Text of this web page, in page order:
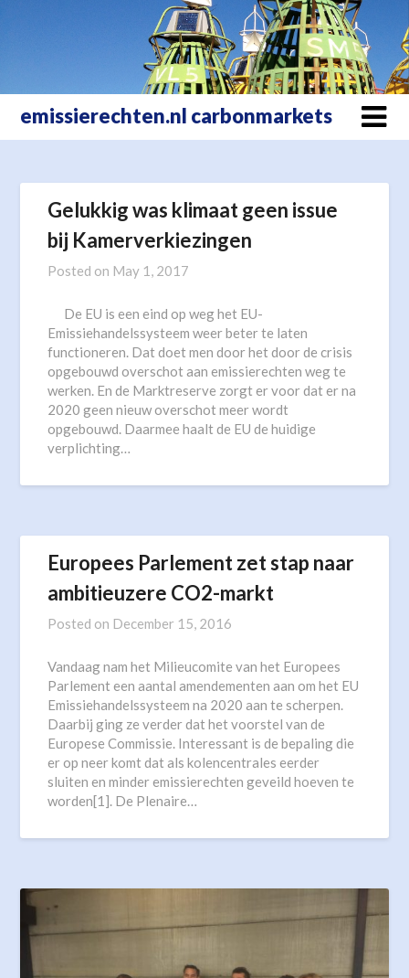
emissierechten.nl carbonmarkets
Gelukkig was klimaat geen issue
bij Kamerverkiezingen
Posted on May 1, 2017
De EU is een eind op weg het EU-
Emissiehandelssysteem weer beter te laten
functioneren. Dat doet men door het door de crisis
opgebouwd overschot aan emissierechten weg te
werken. En de Marktreserve zorgt er voor dat er na
2020 geen nieuw overschot meer wordt
opgebouwd. Daarmee haalt de EU de huidige
verplichting…
Europees Parlement zet stap naar
ambitieuzere CO2-markt
Posted on December 15, 2016
Vandaag nam het Milieucomite van het Europees
Parlement een aantal amendementen aan om het EU
Emissiehandelssysteem na 2020 aan te scherpen.
Daarbij ging ze verder dat het voorstel van de
Europese Commissie. Interessant is de bepaling die
er op neer komt dat als kolencentrales eerder
sluiten en minder emissierechten geveild hoeven te
worden[1]. De Plenaire…